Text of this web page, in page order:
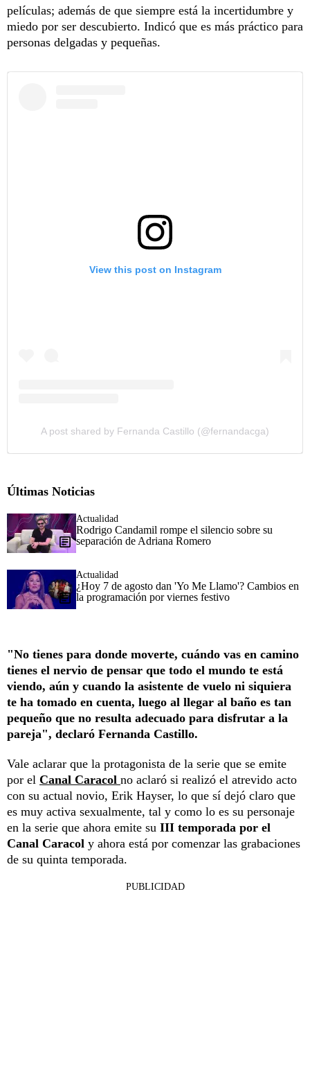
películas; además de que siempre está la incertidumbre y
miedo por ser descubierto. Indicó que es más práctico para
personas delgadas y pequeñas.
View this post on Instagram
A post shared by Fernanda Castillo (@fernandacga)
Últimas Noticias
Actualidad
Rodrigo Candamil rompe el silencio sobre su
separación de Adriana Romero
Actualidad
¿Hoy 7 de agosto dan 'Yo Me Llamo'? Cambios en
la programación por viernes festivo
"No tienes para donde moverte, cuándo vas en camino
tienes el nervio de pensar que todo el mundo te está
viendo, aún y cuando la asistente de vuelo ni siquiera
te ha tomado en cuenta, luego al llegar al baño es tan
pequeño que no resulta adecuado para disfrutar a la
pareja", declaró Fernanda Castillo.
Vale aclarar que la protagonista de la serie que se emite
por el Canal Caracol no aclaró si realizó el atrevido acto
con su actual novio, Erik Hayser, lo que sí dejó claro que
es muy activa sexualmente, tal y como lo es su personaje
en la serie que ahora emite su III temporada por el
Canal Caracol y ahora está por comenzar las grabaciones
de su quinta temporada.
PUBLICIDAD